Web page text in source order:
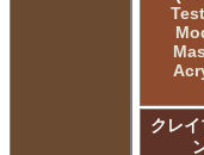
クレ